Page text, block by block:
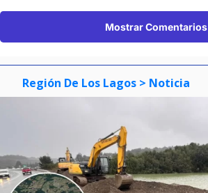
Mostrar Comentarios
Región De Los Lagos > Noticia